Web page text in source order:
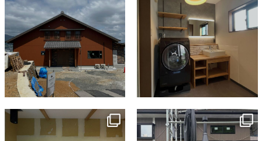
tomohouseinc
tomohouseinc
6月 3